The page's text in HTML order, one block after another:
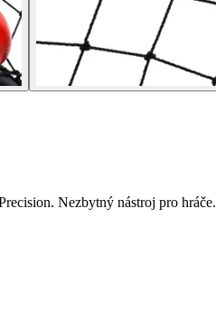
Nezbytný nástroj pro hráče.